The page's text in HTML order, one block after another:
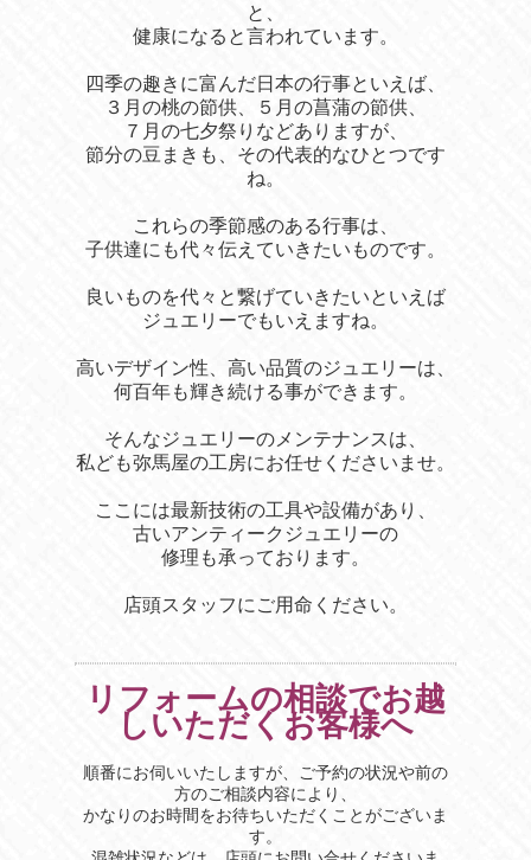
と、
健康になると言われています。
四季の趣きに富んだ日本の行事といえば、
３月の桃の節供、５月の菖蒲の節供、
７月の七夕祭りなどありますが、
節分の豆まきも、その代表的なひとつです
ね。
これらの季節感のある行事は、
子供達にも代々伝えていきたいものです。
良いものを代々と繋げていきたいといえば
ジュエリーでもいえますね。
高いデザイン性、高い品質のジュエリーは、
何百年も輝き続ける事ができま す。
そんなジュエリーのメンテナンスは、
私ども弥馬屋の工房にお任せくださいませ。
ここには最新技術の工具や設備があり、
古いアンティークジュエリーの
修理も承っております。
店頭スタッフにご用命ください。
リフォームの相談でお越
しいただくお客様へ
順番にお伺いいたしますが、ご予約の状況や前の
方のご相談内容により、
かなりのお時間をお待ちいただくことがございま
す。